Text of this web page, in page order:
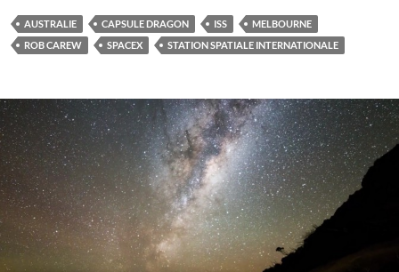
AUSTRALIE CAPSULE DRAGON ISS
MELBOURNE
ROB CAREW
SPACEX STATION SPATIALE INTERNATIONALE